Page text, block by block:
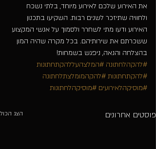
את האירוע שלכם לאירוע מיוחד, בלתי נשכח
ולחוויה שתיזכר לשנים רבות. השקיעו בתכנון
האירוע ודעו מתי לשחרר ולסמוך על אנשי המקצוע
ששכרתם את שירותיהם. בכל מקרה שהיה המון
בהצלחה והנאה, ניפגש בשמחות!
#להקהלחתונה #המלצהעללהקתחתונות
#להקתחתונות #להקהמומלצתלחתונה
#מוסיקהלאירועים #מוסיקהלחתונות
פוסטים אחרונים הצג הכול